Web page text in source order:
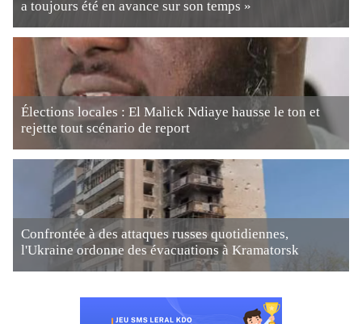
a toujours été en avance sur son temps »
Élections locales : El Malick Ndiaye hausse le ton et
rejette tout scénario de report
Confrontée à des attaques russes quotidiennes,
l'Ukraine ordonne des évacuations à Kramatorsk